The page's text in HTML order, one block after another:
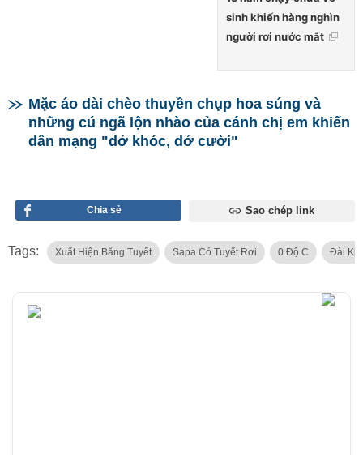
sinh khiến hàng nghìn
người rơi nước mắt
Mặc áo dài chèo thuyền chụp hoa súng và
những cú ngã lộn nhào của cánh chị em khiến
dân mạng "dở khóc, dở cười"
Chia sẻ Sao chép link
Tags: Xuất Hiện Băng Tuyết Sapa Có Tuyết Rơi 0 Độ C Đài